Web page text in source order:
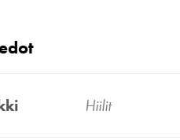
Hiilit